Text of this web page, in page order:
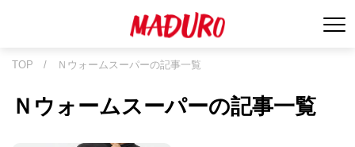
TOP / Ｎウォームスーパーの記事一覧
Ｎウォームスーパーの記事一覧